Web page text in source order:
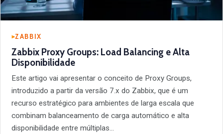
ZABBIX
Zabbix Proxy Groups: Load Balancing e Alta
Disponibilidade
Este artigo vai apresentar o conceito de Proxy Groups,
introduzido a partir da versão 7.x do Zabbix, que é um
recurso estratégico para ambientes de larga escala que
combinam balanceamento de carga automático e alta
disponibilidade entre múltiplas…